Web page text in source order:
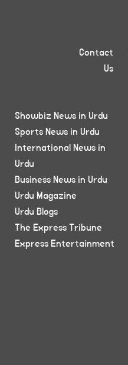
Contact
Us
Showbiz News in Urdu
Sports News in Urdu
International News in
Urdu
Business News in Urdu
Urdu Magazine
Urdu Blogs
The Express Tribune
Express Entertainment